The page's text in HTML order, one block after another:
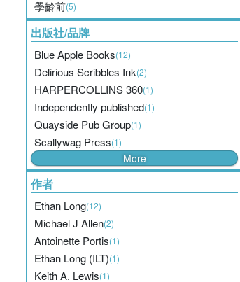
學齡前(5)
出版社/品牌
Blue Apple Books(12)
Delirious Scribbles Ink(2)
HARPERCOLLINS 360(1)
Independently published(1)
Quayside Pub Group(1)
Scallywag Press(1)
More
作者
Ethan Long(12)
Michael J Allen(2)
Antoinette Portis(1)
Ethan Long (ILT)(1)
Keith A. Lewis(1)